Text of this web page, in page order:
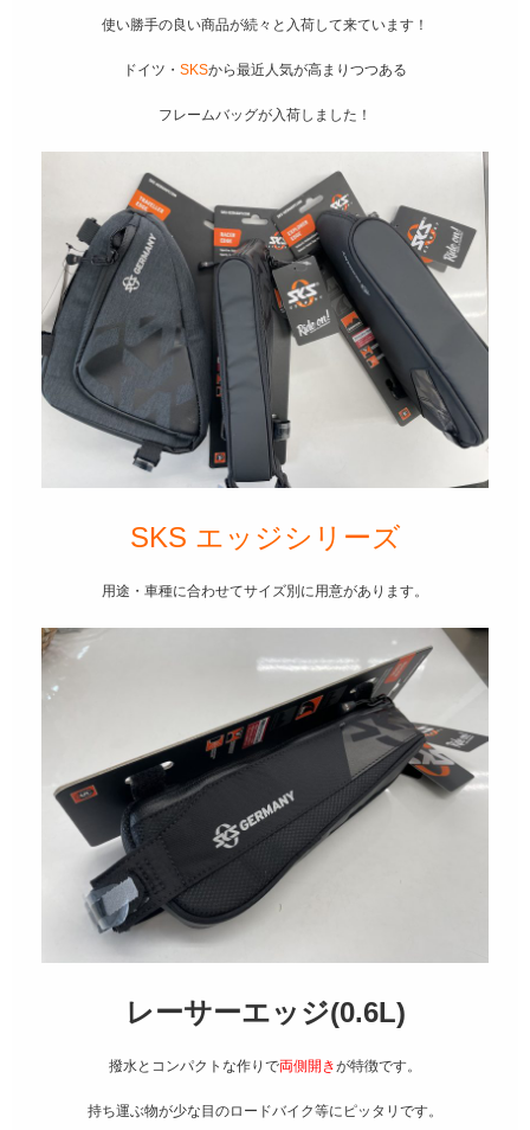
使い勝手の良い商品が続々と入荷して来ています！
ドイツ・ SKSから最近人気が高まりつつある
フレームバッグが入荷しました！
SKS エッジシリーズ
用途・車種に合わせてサイズ別に用意があります。
レーサーエッジ(0.6L)
撥水とコンパクトな作りで両側開きが特徴です。
持ち運ぶ物が少な目のロードバイク等にピッタリです。